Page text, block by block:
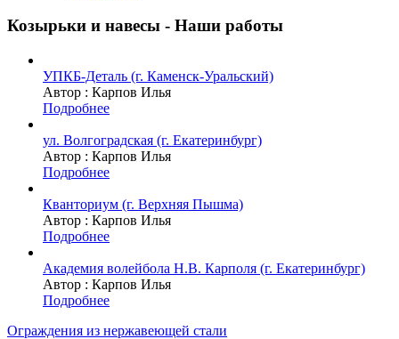
Козырьки и навесы - Наши работы
УПКБ-Деталь (г. Каменск-Уральский)
Автор : Карпов Илья
Подробнее
ул. Волгоградская (г. Екатеринбург)
Автор : Карпов Илья
Подробнее
Кванториум (г. Верхняя Пышма)
Автор : Карпов Илья
Подробнее
Академия волейбола Н.В. Карполя (г. Екатеринбург)
Автор : Карпов Илья
Подробнее
Ограждения из нержавеющей стали